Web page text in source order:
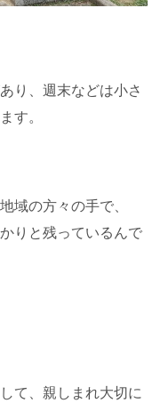
り、週末などは小さ
す。
域の方々の手で、
りと残っているんで
て、親しまれ大切に